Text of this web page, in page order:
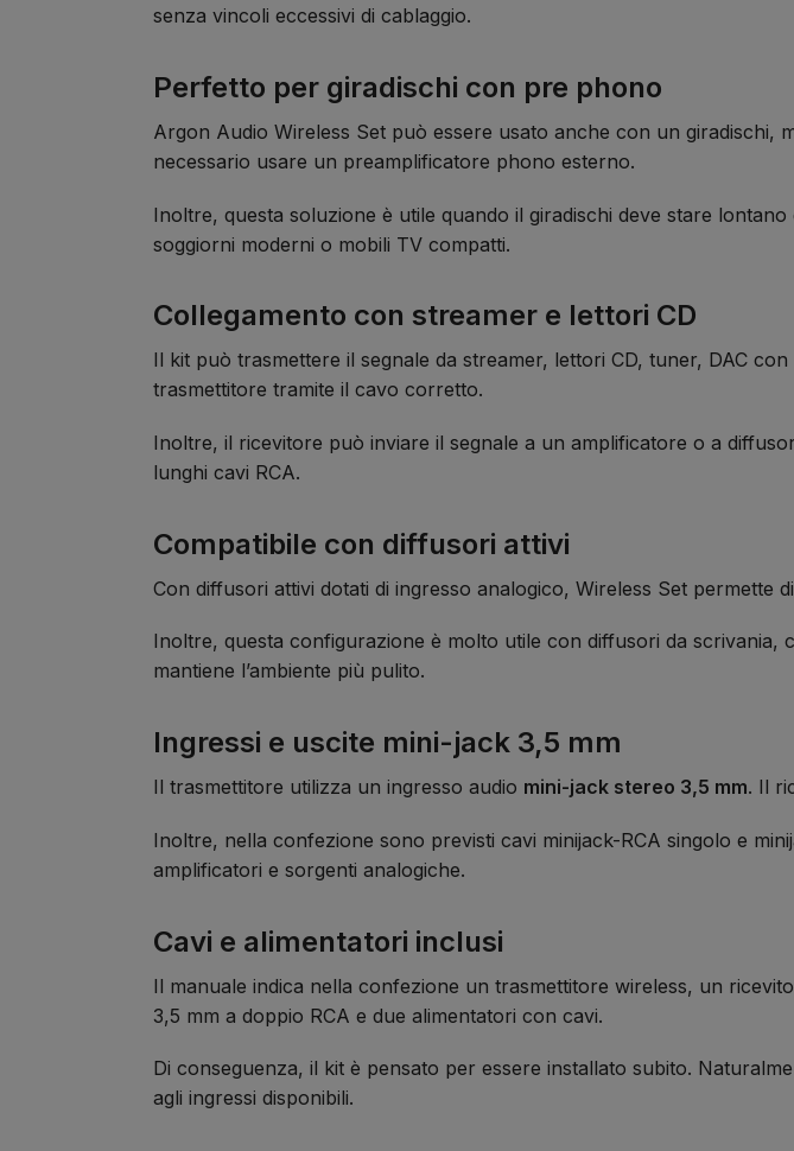
senza vincoli eccessivi di cablaggio.
Perfetto per giradischi con pre phono
Argon Audio Wireless Set può essere usato anche con un giradischi,
necessario usare un preamplificatore phono esterno.
Inoltre, questa soluzione è utile quando il giradischi deve stare
soggiorni moderni o mobili TV compatti.
Collegamento con streamer e lettori CD
Il kit può trasmettere il segnale da streamer, lettori CD, tuner, DAC
trasmettitore tramite il cavo corretto.
Inoltre, il ricevitore può inviare il segnale a un amplificatore o a
lunghi cavi RCA.
Compatibile con diffusori attivi
Con diffusori attivi dotati di ingresso analogico, Wireless Set permette
Inoltre, questa configurazione è molto utile con diffusori da scrivania,
mantiene l’ambiente più pulito.
Ingressi e uscite mini-jack 3,5 mm
Il trasmettitore utilizza un ingresso audio mini-jack stereo 3,5 mm. Il
Inoltre, nella confezione sono previsti cavi minijack-RCA singolo e
amplificatori e sorgenti analogiche.
Cavi e alimentatori inclusi
Il manuale indica nella confezione un trasmettitore wireless, un
3,5 mm a doppio RCA e due alimentatori con cavi.
Di conseguenza, il kit è pensato per essere installato subito.
agli ingressi disponibili.